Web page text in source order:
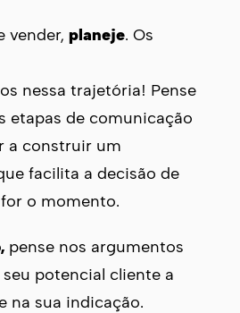
vender, planeje. Os
nessa trajetória! Pense
etapas de comunicação
a construir um
facilita a decisão de
o momento.
pense nos argumentos
potencial cliente a
na sua indicação.